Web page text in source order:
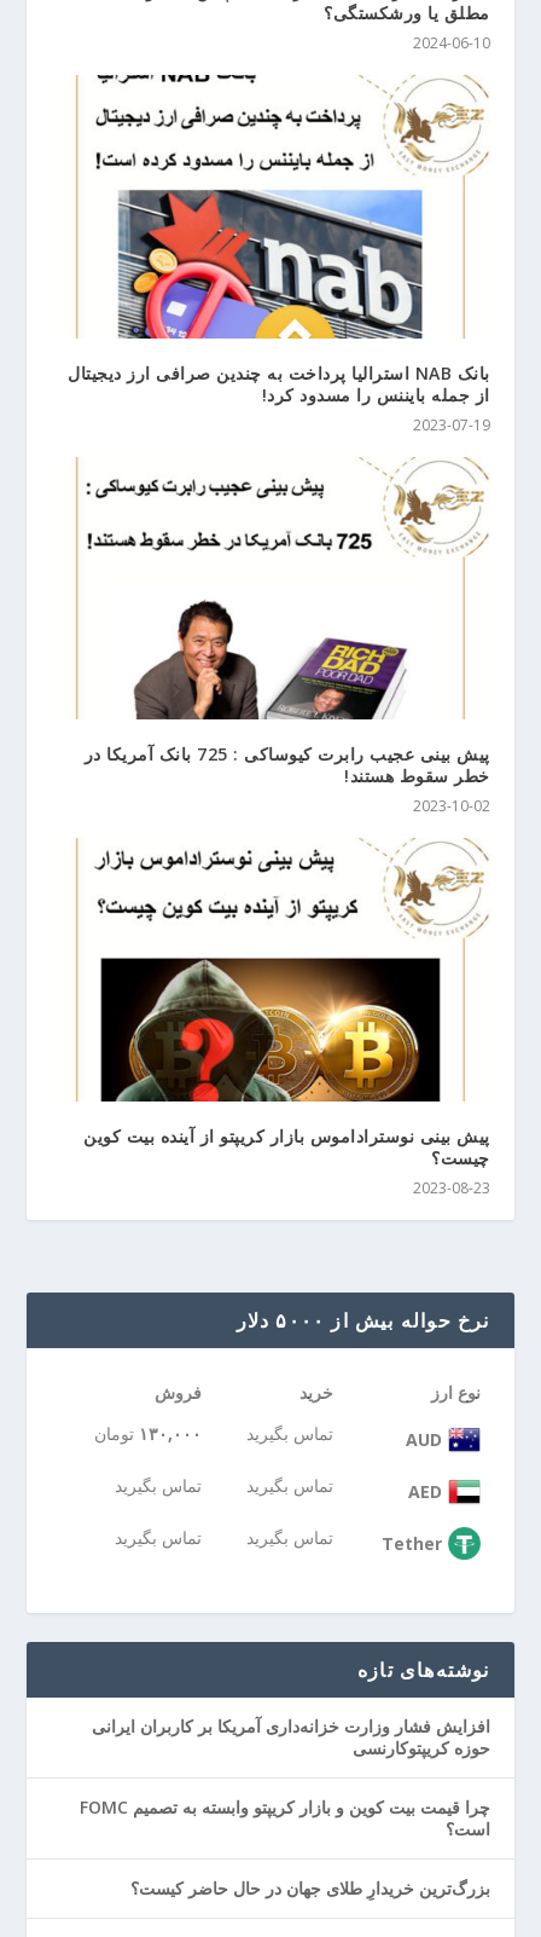
مطلق یا ورشکستگی؟
2024-06-10
بانک NAB استرالیا پرداخت‌ به چندین صرافی‌ ارز دیجیتال
از جمله بایننس را مسدود کرد!
2023-07-19
پیش بینی عجیب رابرت کیوساکی : 725 بانک آمریکا در
خطر سقوط هستند!
2023-10-02
پیش بینی نوستراداموس بازار کریپتو از آینده بیت کوین
چیست؟
2023-08-23
نرخ حواله بیش از ۵۰۰۰ دلار
نوع ارز خرید فروش
AUD تماس بگیرید ۱۳۰,۰۰۰ تومان
AED تماس بگیرید تماس بگیرید
Tether تماس بگیرید تماس بگیرید
نوشته‌های تازه
افزایش فشار وزارت خزانه‌داری آمریکا بر کاربران ایرانی
حوزه کریپتوکارنسی
چرا قیمت بیت کوین و بازار کریپتو وابسته به تصمیم FOMC
است؟
بزرگ‌ترین خریدارِ طلای جهان در حال حاضر کیست؟